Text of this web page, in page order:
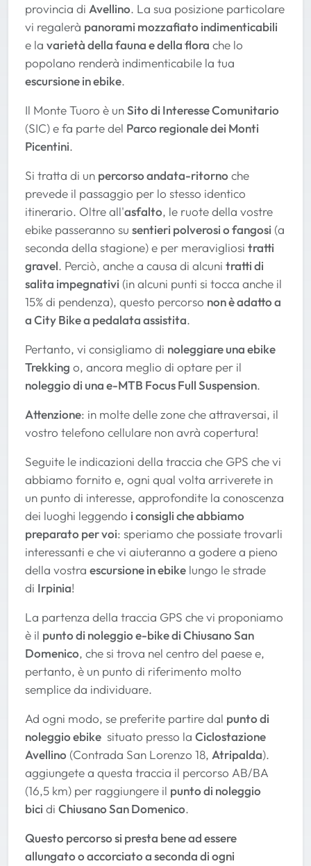
provincia di Avellino. La sua posizione particolare
vi regalerà panorami mozzafiato indimenticabili
e la varietà della fauna e della flora che lo
popolano renderà indimenticabile la tua
escursione in ebike.
Il Monte Tuoro è unSito di Interesse Comunitario
(SIC) e fa parte del Parco regionale dei Monti
Picentini.
Si tratta di un percorso andata-ritorno che
prevede il passaggio per lo stesso identico
itinerario. Oltre all'asfalto, le ruote della vostre
ebike passeranno su sentieri polverosi o fangosi (a
seconda della stagione) e per meravigliosi tratti
gravel. Perciò, anche a causa di alcuni tratti di
salita impegnativi (in alcuni punti si tocca anche il
15% di pendenza), questo percorso non è adatto a
a City Bike a pedalata assistita.
Pertanto, vi consigliamo di noleggiare una ebike
Trekking o, ancora meglio di optare per il
noleggio di una e-MTB Focus Full Suspension.
Attenzione: in molte delle zone che attraversai, il
vostro telefono cellulare non avrà copertura!
Seguite le indicazioni della traccia che GPS che vi
abbiamo fornito e, ogni qual volta arriverete in
un punto di interesse, approfondite la conoscenza
dei luoghi leggendo i consigli che abbiamo
preparato per voi: speriamo che possiate trovarli
interessanti e che vi aiuteranno a godere a pieno
della vostra escursione in ebike lungo le strade
di Irpinia!
La partenza della traccia GPS che vi proponiamo
è il punto di noleggio e-bike di Chiusano San
Domenico, che si trova nel centro del paese e,
pertanto, è un punto di riferimento molto
semplice da individuare.
Ad ogni modo, se preferite partire dal punto di
noleggio ebike situato presso la Ciclostazione
Avellino (Contrada San Lorenzo 18, Atripalda).
aggiungete a questa traccia il percorso AB/BA
(16,5 km) per raggiungere il punto di noleggio
bici di Chiusano San Domenico.
Questo percorso si presta bene ad essere
allungato o accorciato a seconda di ogni